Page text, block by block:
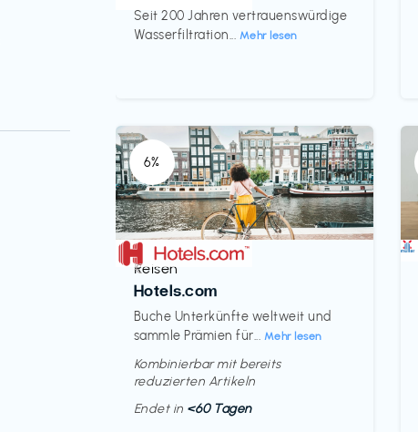
Seit 200 Jahren vertrauenswürdige
Wasserfiltration... Mehr lesen
6%
Reisen
Hotels.com
Buche Unterkünfte weltweit und
sammle Prämien für... Mehr lesen
€‎
Kombinierbar mit bereits
reduzierten Artikeln
Endet in <60 Tagen